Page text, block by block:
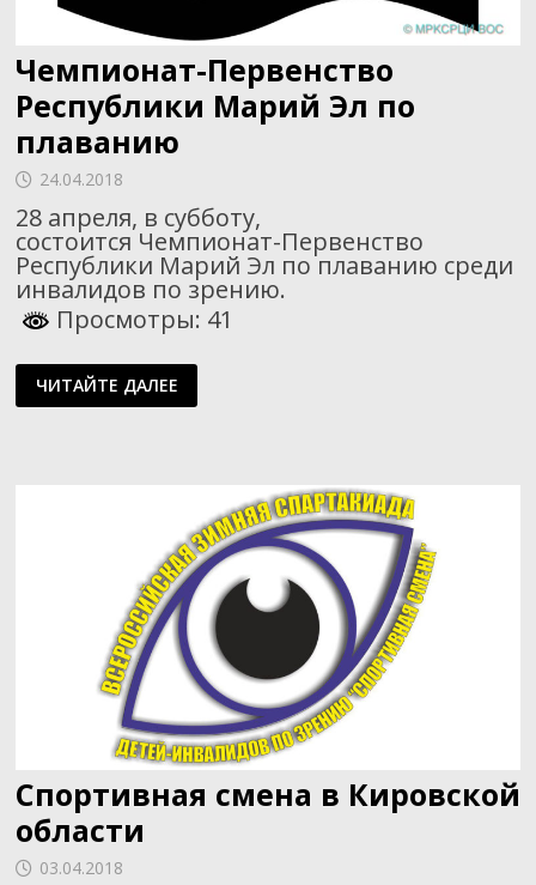
Чемпионат-Первенство
Республики Марий Эл по
плаванию
24.04.2018
28 апреля, в субботу,
состоится Чемпионат-Первенство
Республики Марий Эл по плаванию среди
инвалидов по зрению.
Просмотры: 41
ЧЕМПИОНАТ-
ПЕРВЕНСТВО
РЕСПУБЛИКИ
ЧИТАЙТЕ ДАЛЕЕ
Спортивная смена в Кировской
области
03.04.2018